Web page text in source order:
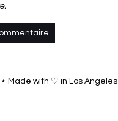
⋆ Made with ♡ in Los Angeles